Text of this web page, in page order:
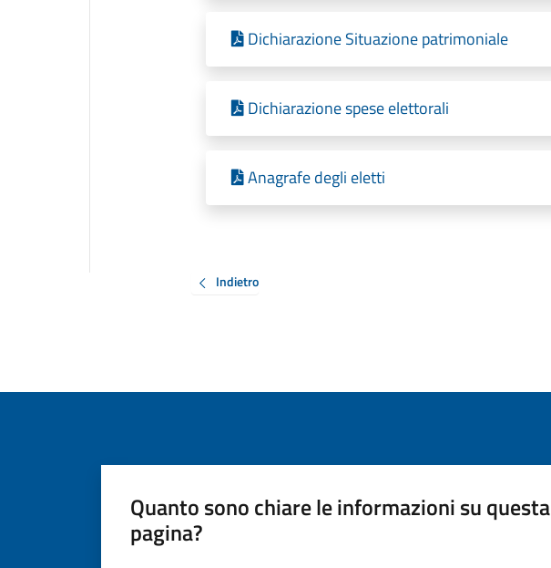
Dichiarazione Situazione patrimoniale
Dichiarazione spese elettorali
Anagrafe degli eletti
Indietro
Quanto sono chiare le informazioni su questa
pagina?